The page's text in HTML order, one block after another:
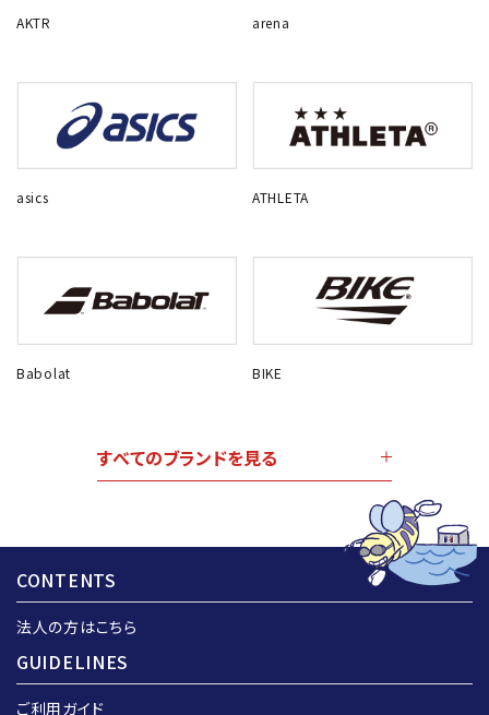
AKTR arena
asics ATHLETA
Babolat BIKE
すべてのブランドを見る
CONTENTS
法人の方はこちら
GUIDELINES
ご利用ガイド